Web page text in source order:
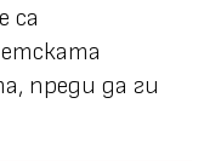
са
преди да ги